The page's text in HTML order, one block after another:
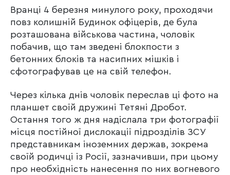
Вранці 4 березня минулого року, проходячи
повз колишній Будинок офіцерів, де була
розташована військова частина, чоловік
побачив, що там зведені блокпости з
бетонних блоків та насипних мішків і
сфотографував це на свій телефон.
Через кілька днів чоловік переслав ці фото на
планшет своїй дружині Тетяні Дробот.
Остання того ж дня надіслала три фотографії
місця постійної дислокації підрозділів ЗСУ
представникам іноземних держав, зокрема
своїй родичці із Росії, зазначивши, при цьому
про необхідність нанесення по них вогневого